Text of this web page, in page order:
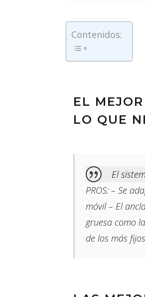
Contenidos:
EL
LO QUE
El
PROS: – Se
móvil – El
gruesa como
de los más